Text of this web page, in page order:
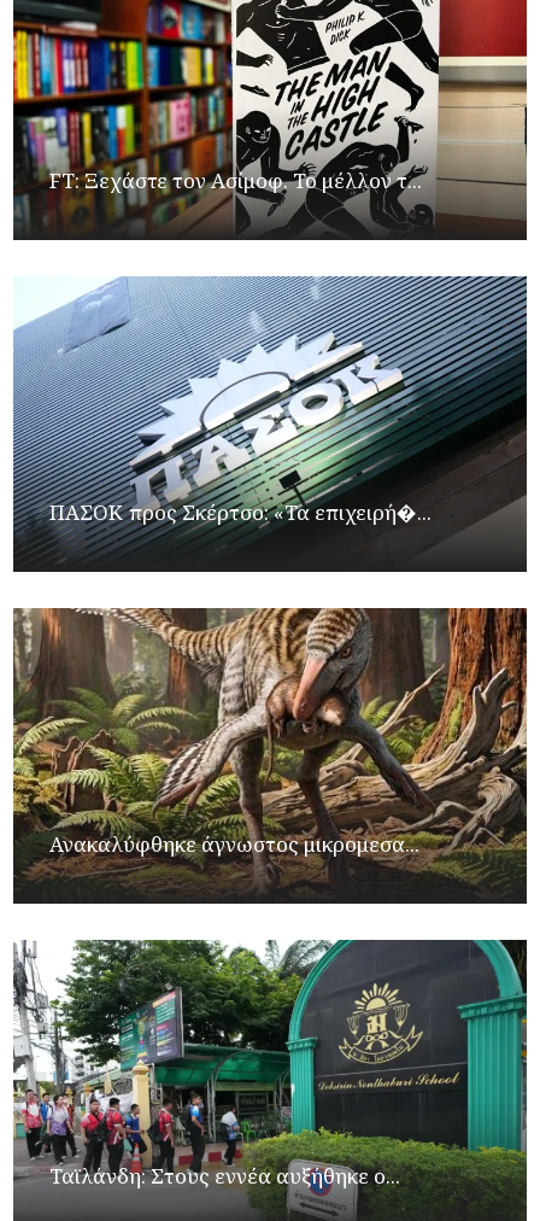
FT: Ξεχάστε τον Ασίμοφ. Το μέλλον τ...
ΠΑΣΟΚ προς Σκέρτσο: «Τα επιχειρή�...
Ανακαλύφθηκε άγνωστος μικρομεσα...
Ταϊλάνδη: Στους εννέα αυξήθηκε ο...